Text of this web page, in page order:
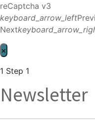
reCaptcha v3
keyboard_arrow_left
Next
×
1 Step 1
Newsletter